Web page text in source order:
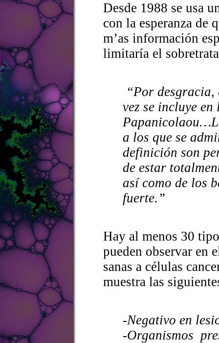
Desde 1988 se usa
con la esperanza de
m’as información
limitaría el
“Por
vez se incluye
a los que se
definición son
de estar
así como de los
fuerte.”
Hay al menos 30
pueden observar en
sanas a células
muestra las
-Negativo en
-Organismos